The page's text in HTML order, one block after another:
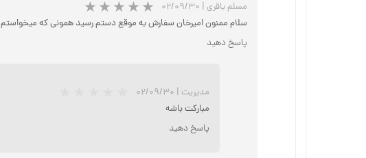
مسلم باقری | ۰۲/۰۹/۳۰
سلام ممنون امیرخان سفارش به موقع دستم رسید همونی که میخواستم
پاسخ دهید
مدیریت | ۰۲/۰۹/۳۰
مبارکت باشه
پاسخ دهید